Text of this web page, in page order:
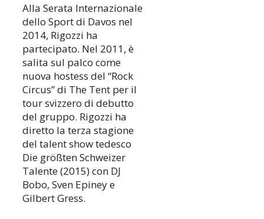
Alla Serata Internazionale
dello Sport di Davos nel
2014, Rigozzi ha
partecipato. Nel 2011, è
salita sul palco come
nuova hostess del “Rock
Circus” di The Tent per il
tour svizzero di debutto
del gruppo. Rigozzi ha
diretto la terza stagione
del talent show tedesco
Die größten Schweizer
Talente (2015) con DJ
Bobo, Sven Epiney e
Gilbert Gress.